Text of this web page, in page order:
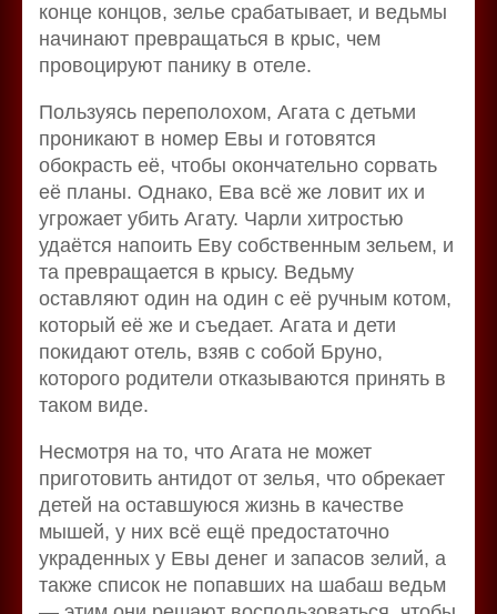
конце концов, зелье срабатывает, и ведьмы
начинают превращаться в крыс, чем
провоцируют панику в отеле.
Пользуясь переполохом, Агата с детьми
проникают в номер Евы и готовятся
обокрасть её, чтобы окончательно сорвать
её планы. Однако, Ева всё же ловит их и
угрожает убить Агату. Чарли хитростью
удаётся напоить Еву собственным зельем, и
та превращается в крысу. Ведьму
оставляют один на один с её ручным котом,
который её же и съедает. Агата и дети
покидают отель, взяв с собой Бруно,
которого родители отказываются принять в
таком виде.
Несмотря на то, что Агата не может
приготовить антидот от зелья, что обрекает
детей на оставшуюся жизнь в качестве
мышей, у них всё ещё предостаточно
украденных у Евы денег и запасов зелий, а
также список не попавших на шабаш ведьм